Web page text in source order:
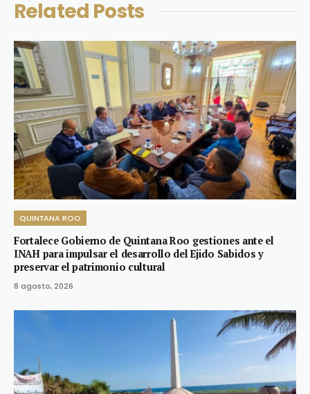
Related Posts
QUINTANA ROO
Fortalece Gobierno de Quintana Roo gestiones ante el
INAH para impulsar el desarrollo del Ejido Sabidos y
preservar el patrimonio cultural
8 agosto, 2026